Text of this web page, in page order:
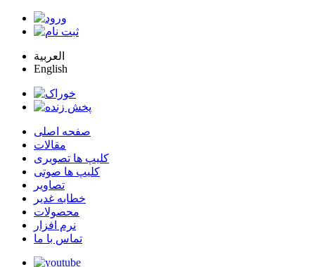
العربية
English
صفحه اصلی
مقالات
کلیپ ها تصویری
کلیپ ها صوتی
تصاویر
خطابه غدیر
محصولات
نرم افزار
تماس با ما